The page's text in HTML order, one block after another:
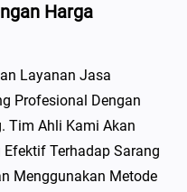
Harga
Layanan Jasa
Profesional Dengan
Tim Ahli Kami Akan
Terhadap Sarang
Menggunakan Metode